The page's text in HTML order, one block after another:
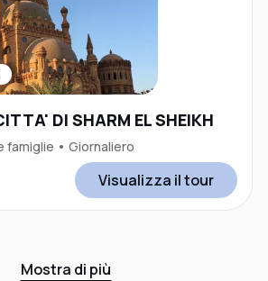
DI SHARM EL SHEIKH
famiglie • Giornaliero
Visualizza il tour
Mostra di più